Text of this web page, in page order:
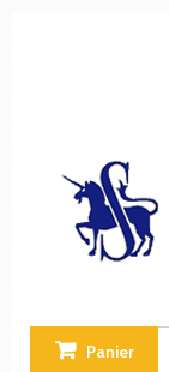
Panier